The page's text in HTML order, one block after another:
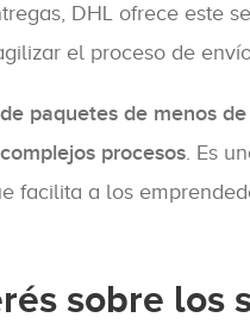
DHL ofrece este
el proceso de
paquetes de menos
procesos. Es
facilita a los
sobre los